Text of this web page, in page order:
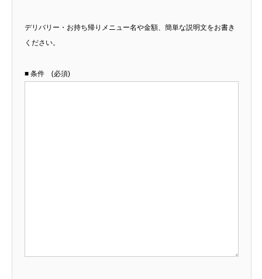
デリバリー・お持ち帰りメニュー名や金額、簡単な説明文をお書き
ください。
■ 条件 (必須)